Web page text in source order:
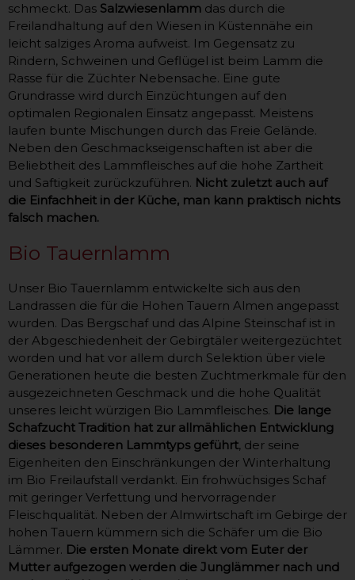
schmeckt. Das Salzwiesenlamm das durch die
Freilandhaltung auf den Wiesen in Küstennähe ein
leicht salziges Aroma aufweist. Im Gegensatz zu
Rindern, Schweinen und Geflügel ist beim Lamm die
Rasse für die Züchter Nebensache. Eine gute
Grundrasse wird durch Einzüchtungen auf den
optimalen Regionalen Einsatz angepasst. Meistens
laufen bunte Mischungen durch das Freie Gelände.
Neben den Geschmackseigenschaften ist aber die
Beliebtheit des Lammfleisches auf die hohe Zartheit
und Saftigkeit zurückzuführen. Nicht zuletzt auch auf
die Einfachheit in der Küche, man kann praktisch nichts
falsch machen.
Bio Tauernlamm
Unser Bio Tauernlamm entwickelte sich aus den
Landrassen die für die Hohen Tauern Almen angepasst
wurden. Das Bergschaf und das Alpine Steinschaf ist in
der Abgeschiedenheit der Gebirgtäler weitergezüchtet
worden und hat vor allem durch Selektion über viele
Generationen heute die besten Zuchtmerkmale für den
ausgezeichneten Geschmack und die hohe Qualität
unseres leicht würzigen Bio Lammfleisches. Die lange
Schafzucht Tradition hat zur allmählichen Entwicklung
dieses besonderen Lammtyps geführt, der seine
Eigenheiten den Einschränkungen der Winterhaltung
im Bio Freilaufstall verdankt. Ein frohwüchsiges Schaf
mit geringer Verfettung und hervorragender
Fleischqualität. Neben der Almwirtschaft im Gebirge der
hohen Tauern kümmern sich die Schäfer um die Bio
Lämmer. Die ersten Monate direkt vom Euter der
Mutter aufgezogen werden die Junglämmer nach und